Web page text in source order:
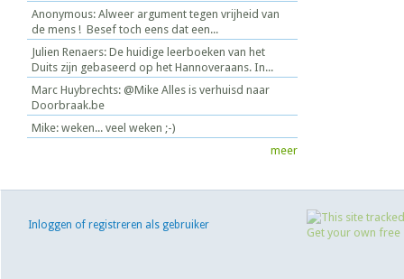
Anonymous: Alweer argument tegen vrijheid van
de mens ! Besef toch eens dat een...
Julien Renaers: De huidige leerboeken van het
Duits zijn gebaseerd op het Hannoveraans. In...
Marc Huybrechts: @Mike Alles is verhuisd naar
Doorbraak.be
Mike: weken... veel weken ;-)
meer
Inloggen of registreren als gebruiker